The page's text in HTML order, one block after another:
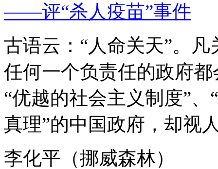
——评“杀人疫苗”事件
古语云：“人命关天”。
任何一个负责任的政府
“优越的社会主义制度”
真理”的中国政府，却视
李化平（挪威森林）